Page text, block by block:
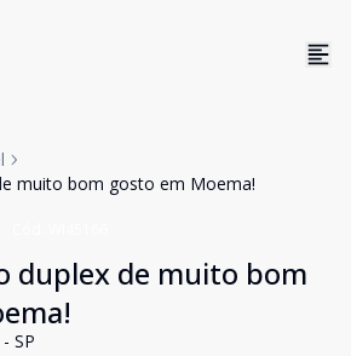
muito bom gosto em Moema!
duplex de muito bom
SP